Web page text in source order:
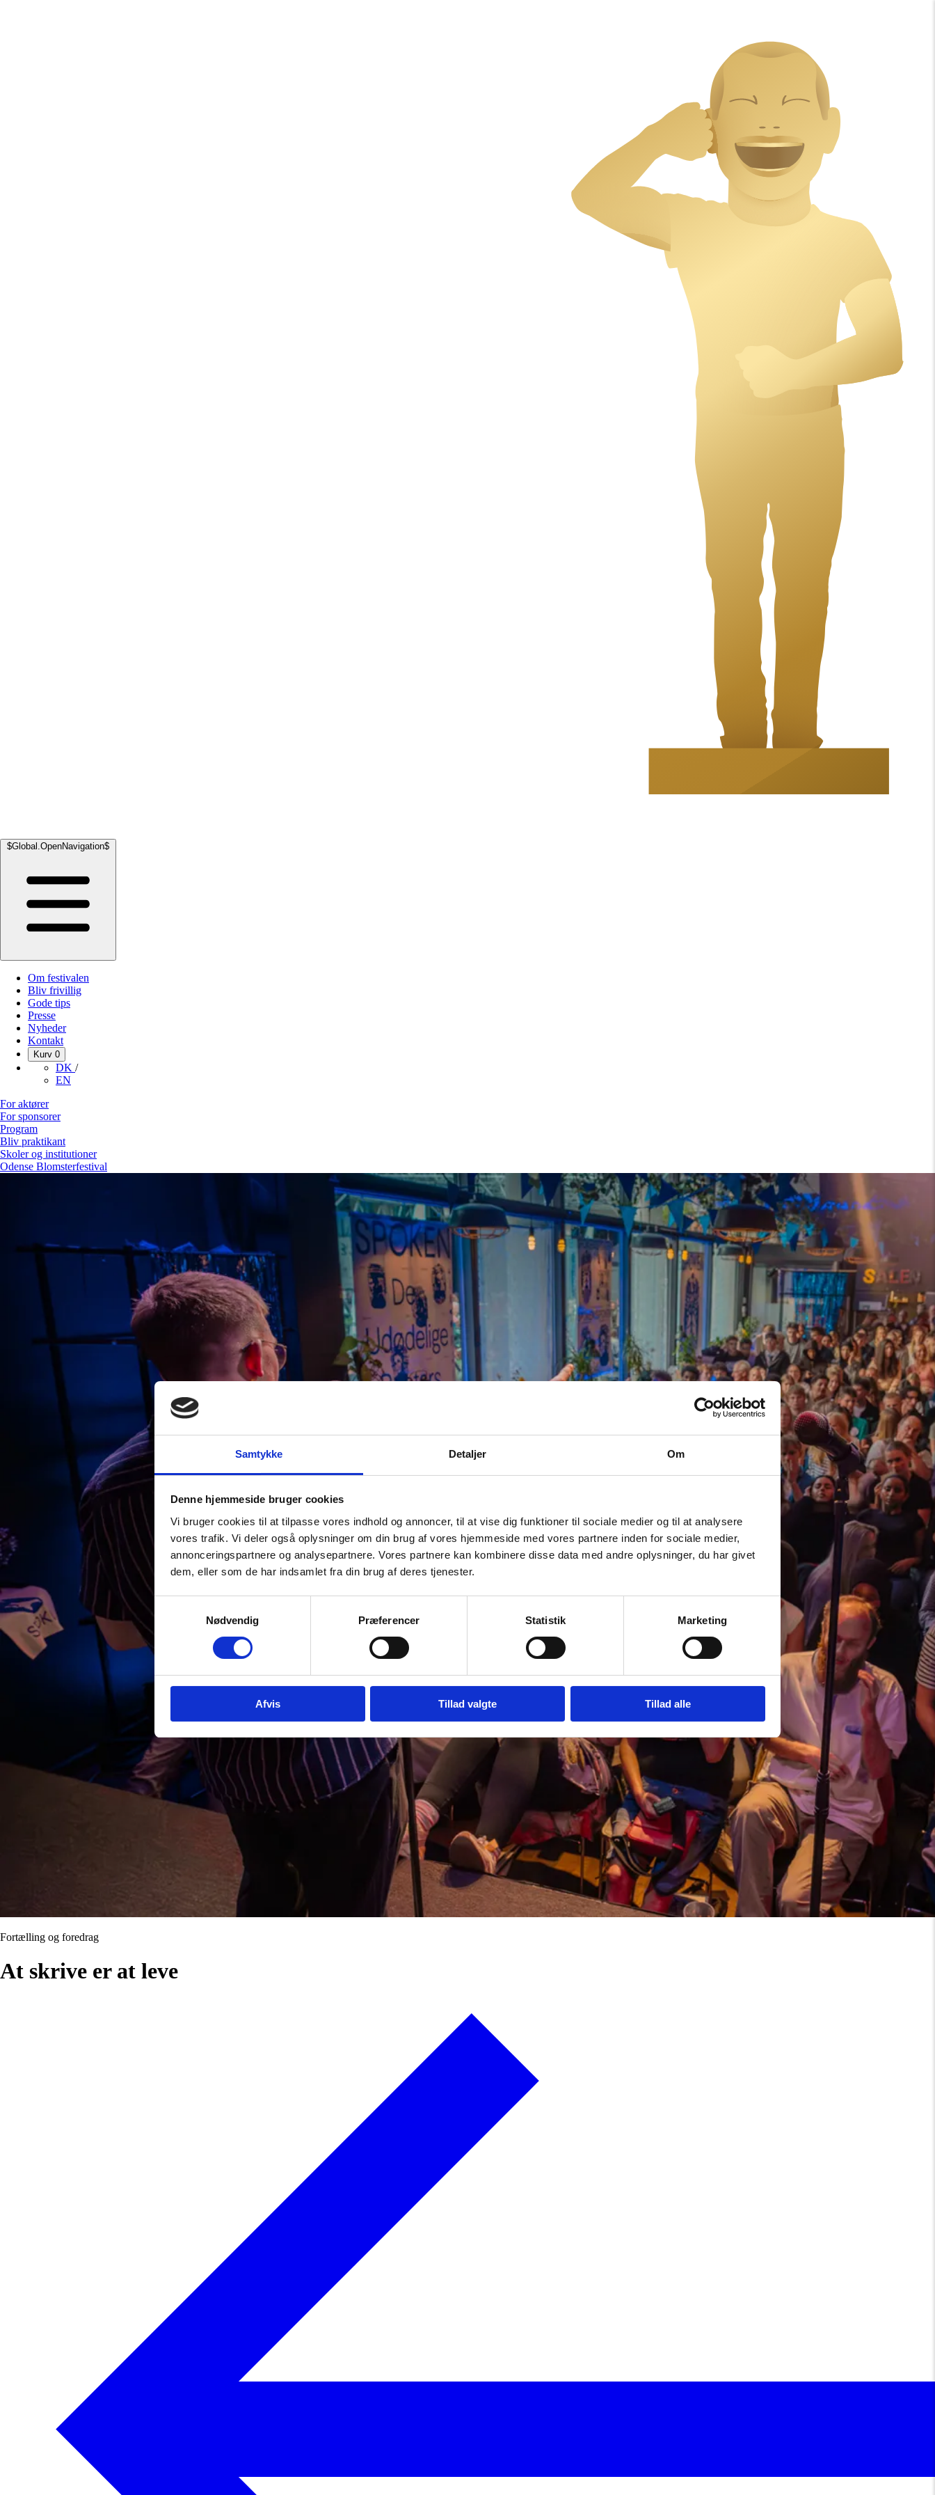
Samtykke Detaljer Om
Denne hjemmeside bruger cookies
Vi bruger cookies til at tilpasse vores indhold og annoncer, til at vise dig funktioner til sociale medier og til at analysere
vores trafik. Vi deler også oplysninger om din brug af vores hjemmeside med vores partnere inden for sociale medier,
annonceringspartnere og analysepartnere. Vores partnere kan kombinere disse data med andre oplysninger, du har givet
dem, eller som de har indsamlet fra din brug af deres tjenester.
Nødvendig
Præferencer Statistik Marketing
Afvis Tillad valgte Tillad alle
$Global.OpenNavigation$
Om festivalen
Bliv frivillig
Gode tips
Presse
Nyheder
Kontakt
Kurv 0
DK /
EN
For aktører
For sponsorer
Program
Bliv praktikant
Skoler og institutioner
Odense Blomsterfestival
Fortælling og foredrag
At skrive er at leve